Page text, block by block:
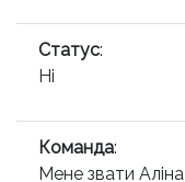
Статус:
Ні
Команда:
Мене звати